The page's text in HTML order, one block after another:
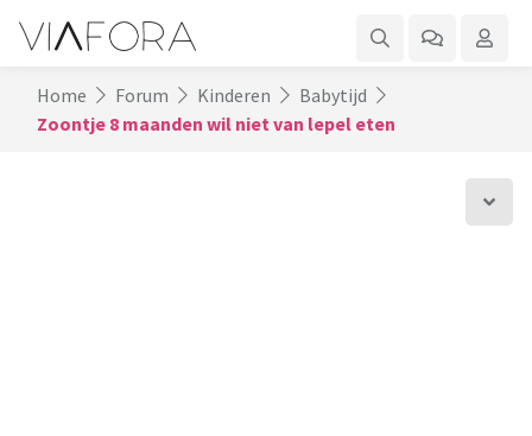
Home Forum Kinderen
Babytijd
Zoontje 8 maanden wil niet van lepel eten